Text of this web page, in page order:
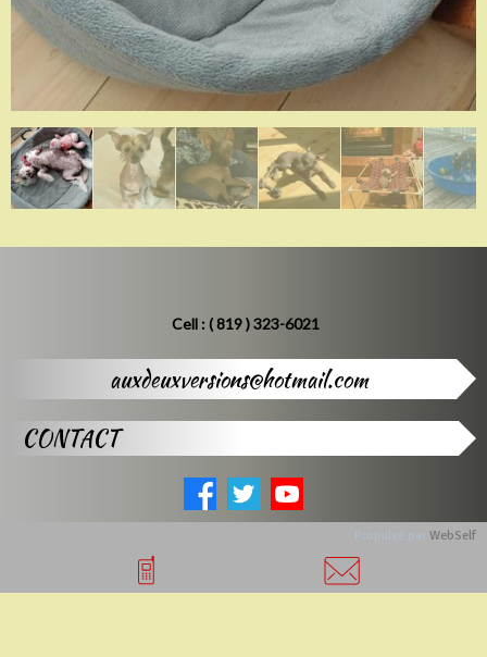
Cell : ( 819 ) 323-6021
auxdeuxversions@hotmail.com
CONTACT
Propulsé par WebSelf